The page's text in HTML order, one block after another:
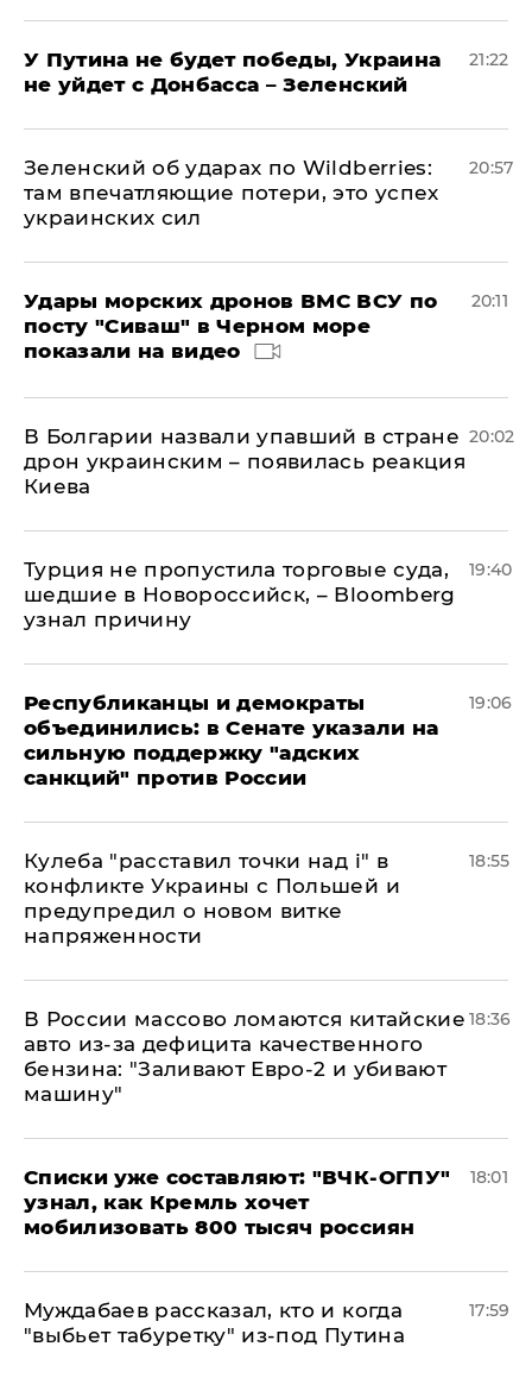
У Путина не будет победы, Украина
не уйдет с Донбасса – Зеленский
21:22
Зеленский об ударах по Wildberries:
там впечатляющие потери, это успех
украинских сил
20:57
Удары морских дронов ВМС ВСУ по
посту "Сиваш" в Черном море
показали на видео
20:11
В Болгарии назвали упавший в стране
дрон украинским – появилась реакция
Киева
20:02
Турция не пропустила торговые суда,
шедшие в Новороссийск, – Bloomberg
узнал причину
19:40
Республиканцы и демократы
объединились: в Сенате указали на
сильную поддержку "адских
санкций" против России
19:06
Кулеба "расставил точки над і" в
конфликте Украины с Польшей и
предупредил о новом витке
напряженности
18:55
В России массово ломаются китайские
авто из-за дефицита качественного
бензина: "Заливают Евро-2 и убивают
машину"
18:36
Списки уже составляют: "ВЧК-ОГПУ"
узнал, как Кремль хочет
мобилизовать 800 тысяч россиян
18:01
Муждабаев рассказал, кто и когда
"выбьет табуретку" из-под Путина
17:59